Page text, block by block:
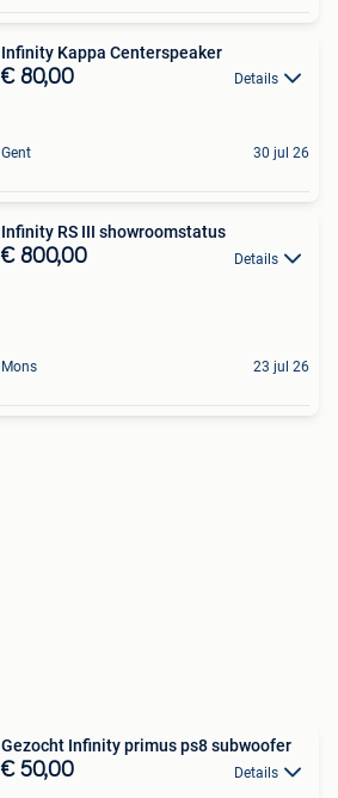
Infinity Kappa Centerspeaker
€ 80,00 Details
Gent 30 jul 26
Infinity RS III showroomstatus
€ 800,00 Details
Mons 23 jul 26
Gezocht Infinity primus ps8 subwoofer
€ 50,00 Details